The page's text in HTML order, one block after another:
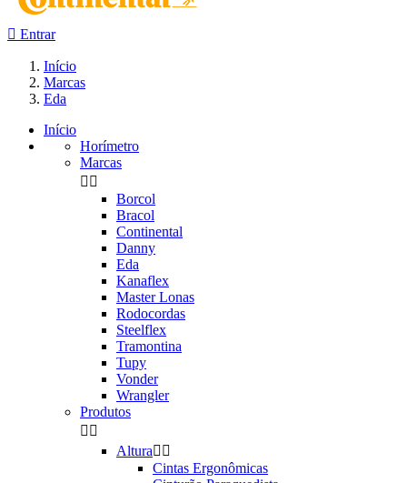
 Entrar
Início
Marcas
Eda
Início
Horímetro
Marcas
 
Borcol
Bracol
Continental
Danny
Eda
Kanaflex
Master Lonas
Rodocordas
Steelflex
Tramontina
Tupy
Vonder
Wrangler
Produtos
 
Altura 
Cintas Ergonômicas